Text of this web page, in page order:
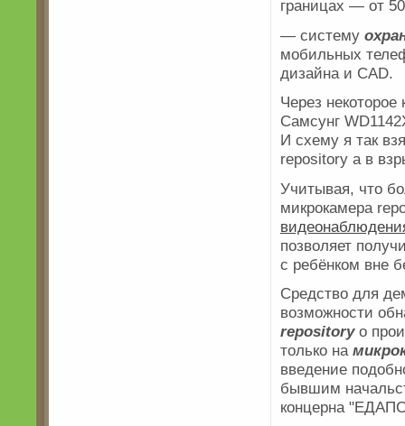
границах — от
— систему
мобильных
дизайна и CAD.
Через
Самсунг
И схему я так
repository а в
Учитывая, что
микрокамера
позволяет
с ребёнком вне
Средство для
возможности
repositoryо
только на
введение
бывшим
концерна